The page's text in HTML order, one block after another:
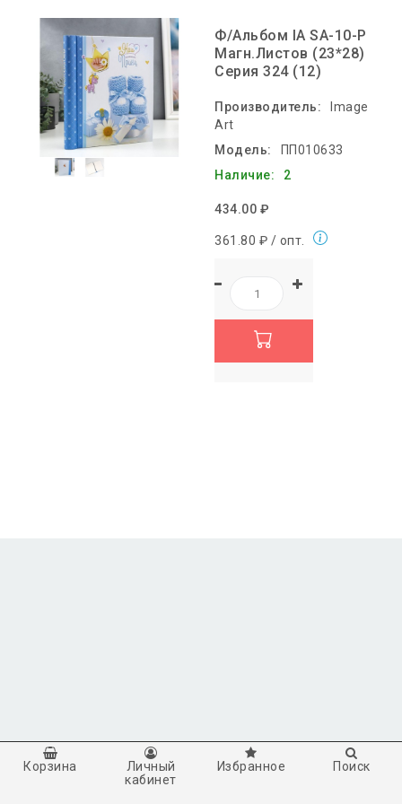
Ф/Альбом IA SA-10-P
Магн.листов (23*28)
Серия 324 (12)
Производитель:
Image
Art
Модель:
ПП010633
Наличие:
2
434.00 ₽
361.80 ₽ / опт.
Корзина
Личный
кабинет
Избранное Поиск